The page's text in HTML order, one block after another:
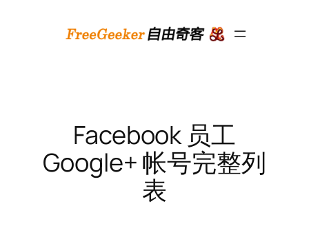
Facebook 员工
Google+ 帐号完整列
表